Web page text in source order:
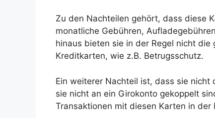
Zu den Nachteilen gehört, dass diese
monatliche Gebühren,
hinaus bieten sie in der Regel nicht
Kreditkarten, wie z.B. Betrugsschutz.
Ein weiterer Nachteil ist, dass sie
sie nicht an ein Girokonto gekoppelt
Transaktionen mit diesen Karten in